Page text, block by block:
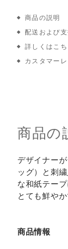
商品の説明
配送および
詳しくはこち
カスタマー
商品の
デザイナー
ッグ）と刺
な和紙テープ
とても鮮や
商品情報